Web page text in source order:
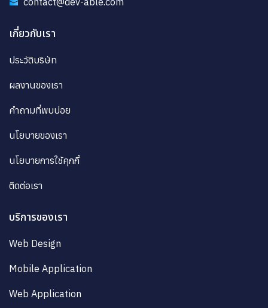
เกี่ยวกับเรา
ประวัติบริษัท
ผลงานของเรา
คำถามที่พบบ่อย
นโยบายของเรา
นโยบายการใช้คุกกี้
ติดต่อเรา
บริการของเรา
Web Design
Mobile Application
Web Application